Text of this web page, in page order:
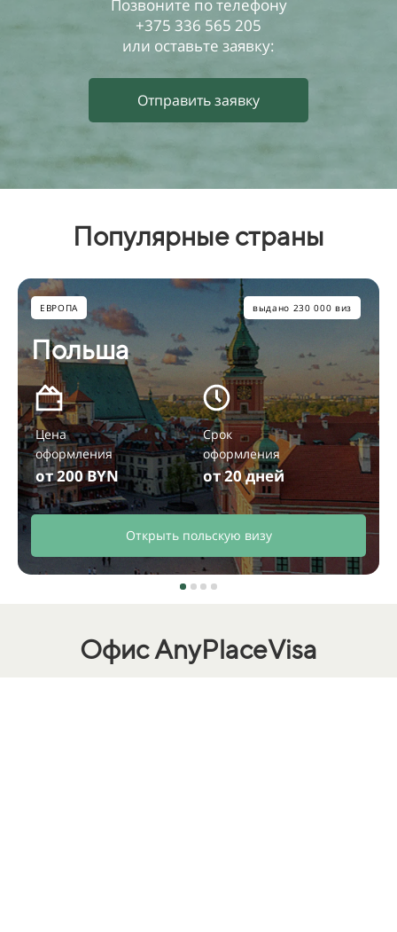
Позвоните по телефону
+375 336 565 205
или оставьте заявку:
Отправить заявку
Популярные страны
ЕВРОПА выдано 230 000 виз
Польша
Цена
оформления
от 200 BYN
Срок
оформления
от 20 дней
Открыть польскую визу
Офис AnyPlaceVisa